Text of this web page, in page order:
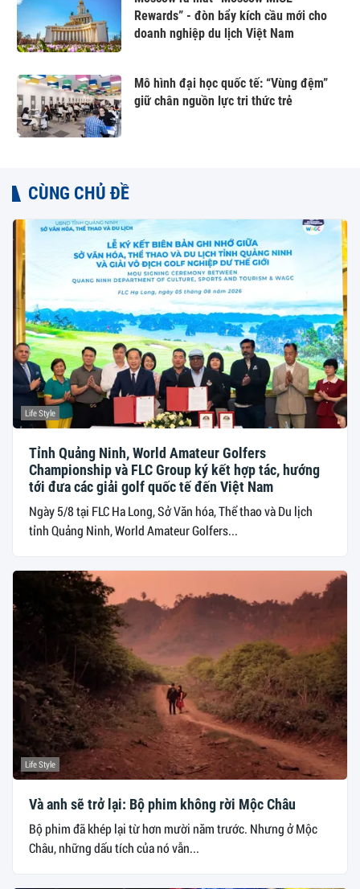
Rewards” - đòn bẩy kích cầu mới cho
doanh nghiệp du lịch Việt Nam
Mô hình đại học quốc tế: “Vùng đệm”
giữ chân nguồn lực tri thức trẻ
CÙNG CHỦ ĐỀ
Life Style
Tỉnh Quảng Ninh, World Amateur Golfers
Championship và FLC Group ký kết hợp tác, hướng
tới đưa các giải golf quốc tế đến Việt Nam
Ngày 5/8 tại FLC Ha Long, Sở Văn hóa, Thể thao và Du lịch
tỉnh Quảng Ninh, World Amateur Golfers...
Life Style
Và anh sẽ trở lại: Bộ phim không rời Mộc Châu
Bộ phim đã khép lại từ hơn mười năm trước. Nhưng ở Mộc
Châu, những dấu tích của nó vẫn...